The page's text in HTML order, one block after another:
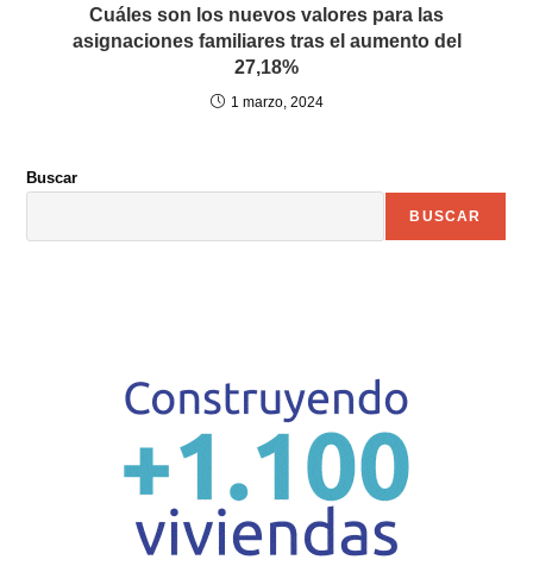
Cuáles son los nuevos valores para las
asignaciones familiares tras el aumento del
27,18%
1 marzo, 2024
Buscar
BUSCAR